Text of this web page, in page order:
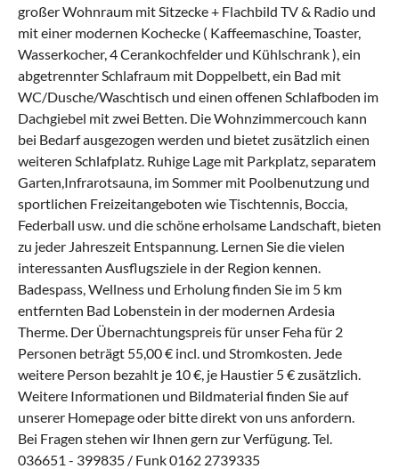
großer Wohnraum mit Sitzecke + Flachbild TV & Radio und
mit einer modernen Kochecke ( Kaffeemaschine, Toaster,
Wasserkocher, 4 Cerankochfelder und Kühlschrank ), ein
abgetrennter Schlafraum mit Doppelbett, ein Bad mit
WC/Dusche/Waschtisch und einen offenen Schlafboden im
Dachgiebel mit zwei Betten. Die Wohnzimmercouch kann
bei Bedarf ausgezogen werden und bietet zusätzlich einen
weiteren Schlafplatz. Ruhige Lage mit Parkplatz, separatem
Garten,Infrarotsauna, im Sommer mit Poolbenutzung und
sportlichen Freizeitangeboten wie Tischtennis, Boccia,
Federball usw. und die schöne erholsame Landschaft, bieten
zu jeder Jahreszeit Entspannung. Lernen Sie die vielen
interessanten Ausflugsziele in der Region kennen.
Badespass, Wellness und Erholung finden Sie im 5 km
entfernten Bad Lobenstein in der modernen Ardesia
Therme. Der Übernachtungspreis für unser Feha für 2
Personen beträgt 55,00 € incl. und Stromkosten. Jede
weitere Person bezahlt je 10 €, je Haustier 5 € zusätzlich.
Weitere Informationen und Bildmaterial finden Sie auf
unserer Homepage oder bitte direkt von uns anfordern.
Bei Fragen stehen wir Ihnen gern zur Verfügung. Tel.
036651 - 399835 / Funk 0162 2739335